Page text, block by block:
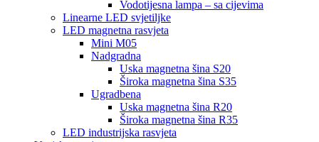
Vodotijesna lampa – sa cijevima
Linearne LED svjetiljke
LED magnetna rasvjeta
Mini M05
Nadgradna
Uska magnetna šina S20
Široka magnetna šina S35
Ugradbena
Uska magnetna šina R20
Široka magnetna šina R35
LED industrijska rasvjeta